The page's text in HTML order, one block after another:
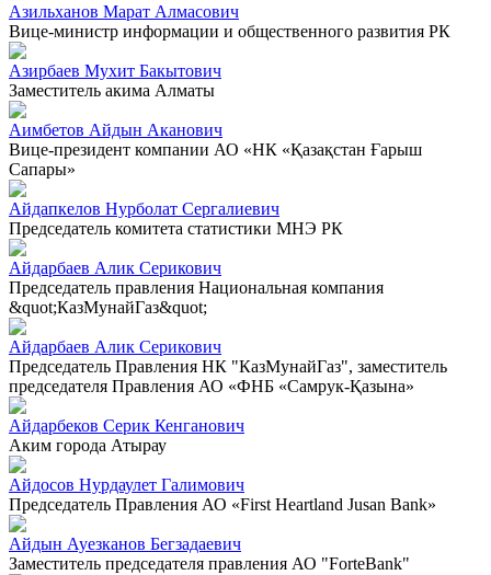
Азильханов Марат Алмасович
Вице-министр информации и общественного развития РК
Азирбаев Мухит Бакытович
Заместитель акима Алматы
Аимбетов Айдын Аканович
Вице-президент компании АО «НК «Қазақстан Ғарыш
Сапары»
Айдапкелов Нурболат Сергалиевич
Председатель комитета статистики МНЭ РК
Айдарбаев Алик Серикович
Председатель правления Национальная компания
&quot;КазМунайГаз&quot;
Айдарбаев Алик Серикович
Председатель Правления НК "КазМунайГаз", заместитель
председателя Правления АО «ФНБ «Самрук-Қазына»
Айдарбеков Серик Кенганович
Аким города Атырау
Айдосов Нурдаулет Галимович
Председатель Правления АО «First Heartland Jusan Bank»
Айдын Ауезканов Бегзадаевич
Заместитель председателя правления АО "ForteBank"